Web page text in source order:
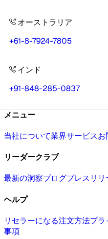
オーストラリア
+61-8-7924-7805
インド
+91-848-285-0837
メニュー
当社について業界サービスお
リーダークラブ
最新の洞察ブログプレスリリ
ヘルプ
リセラーになる注文方法プラ
事項